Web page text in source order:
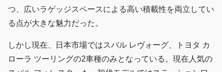
つ、広いラゲッジスペースによる高い積載性を両立してい
る点が大きな魅力だった。
しかし現在、日本市場ではスバル レヴォーグ、トヨタ カ
ローラ ツーリングの2車種のみとなっている。現在人気の